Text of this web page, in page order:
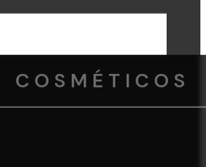
COSMÉTICOS